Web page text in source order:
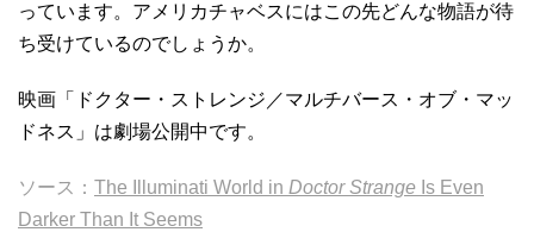
っています。アメリカチャベスにはこの先どんな物語が待
ち受けているのでしょうか。
映画「ドクター・ストレンジ／マルチバース・オブ・マッ
ドネス」は劇場公開中です。
ソース： The Illuminati World in Doctor Strange Is Even
Darker Than It Seems